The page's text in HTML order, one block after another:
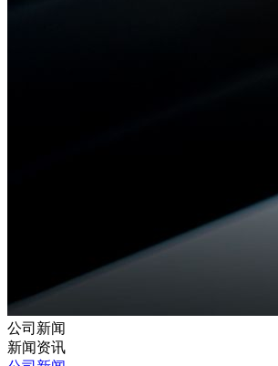
公司新闻
新闻资讯